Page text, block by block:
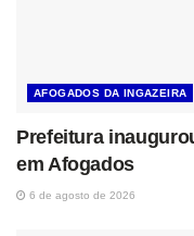
AFOGADOS DA INGAZEIRA
Prefeitura
em Afogados
6 de agosto de 2026